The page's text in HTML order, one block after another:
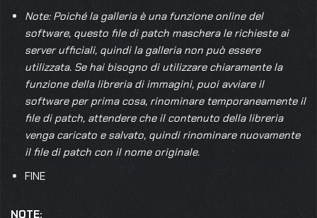
Note: Poiché la galleria è una funzione online del
software, questo file di patch maschera le richieste ai
server ufficiali, quindi la galleria non può essere
utilizzata. Se hai bisogno di utilizzare chiaramente la
funzione della libreria di immagini, puoi avviare il
software per prima cosa, rinominare temporaneamente il
file di patch, attendere che il contenuto della libreria
venga caricato e salvato, quindi rinominare nuovamente
il file di patch con il nome originale.
FINE
NOTE: